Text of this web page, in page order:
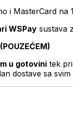
i MasterCard na
WSPay sustava
u gotovini tek
dostave sa svim